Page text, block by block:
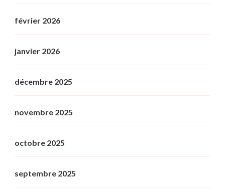
février 2026
janvier 2026
décembre 2025
novembre 2025
octobre 2025
septembre 2025